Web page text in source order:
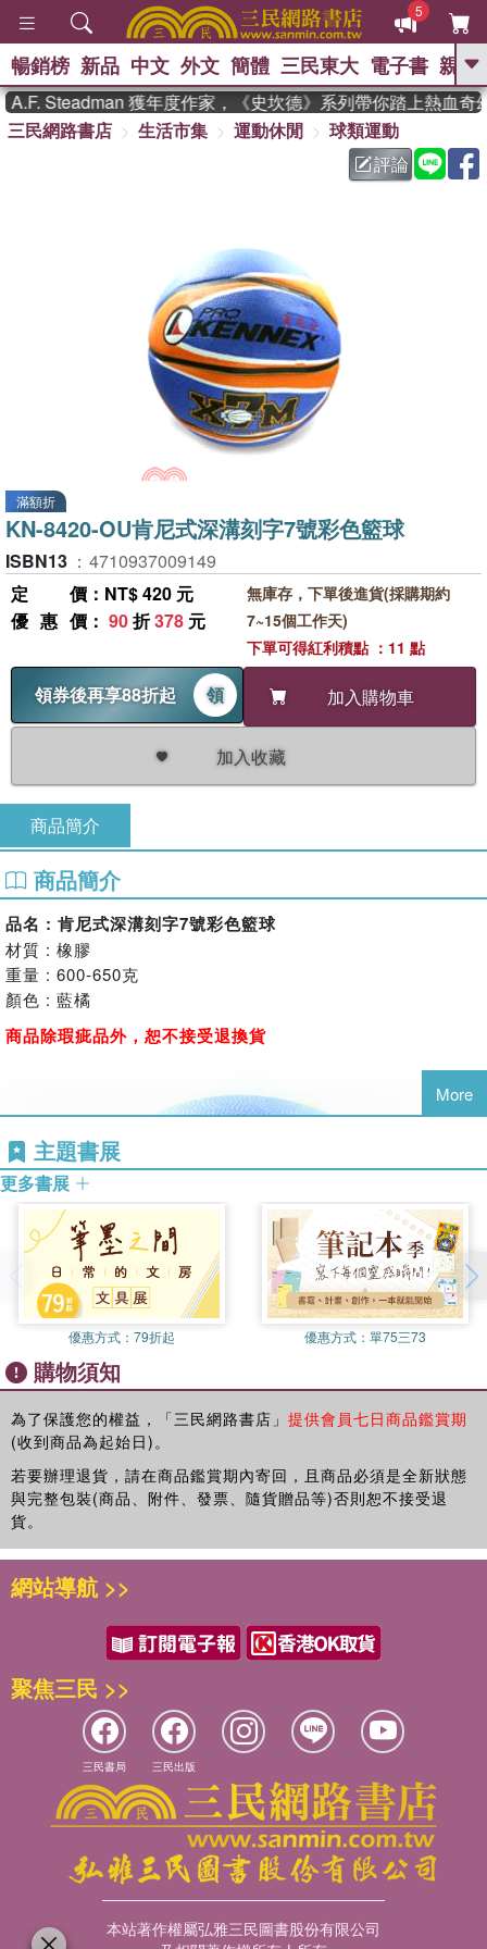
5
GO
熱搜： 東野圭吾 、 高希均教授回憶錄
父親節 、 如果歷
暑期推薦 、 國際布克
偉大的迷走神經
暢銷榜 新品 中文 外文 簡體 三民東大 電子書 親子
Steadman 獲年度作家，《史坎德》系列帶你踏上熱血奇幻
三民網路書店
生活市集 運動休閒
球類運動
評論
滿額折
KN-8420-OU肯尼式深溝刻字7號彩色籃球
ISBN13 ： 4710937009149
定價 ：NT$ 420 元
優惠價 ： 90折378 元
領券後再享88折起 領 加入購物車
加入收藏
無庫存，下單後進貨(採購期約
7~15個工作天)
下單可得紅利積點 ：11 點
商品簡介
商品簡介
品名 : 肯尼式深溝刻字7號彩色籃球
材質 : 橡膠
重量 : 600-650克
顏色 : 藍橘
商品除瑕疵品外，恕不接受退換貨
More
主題書展
更多書展
優惠方式： 79折起 優惠方式： 單75三73
購物須知
為了保護您的權益，「三民網路書店」 提供會員七日商品鑑賞期
(收到商品為起始日)。
若要辦理退貨，請在商品鑑賞期內寄回，且商品必須是全新狀態
與完整包裝(商品、附件、發票、隨貨贈品等)否則恕不接受退
貨。
網站導航 >>
聚焦三民 >>
三民書局 三民出版
本站著作權屬弘雅三民圖書股份有限公司